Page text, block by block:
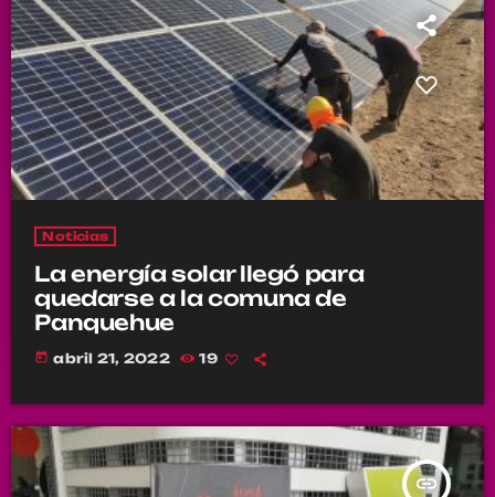
Noticias
La energía solar llegó para
quedarse a la comuna de
Panquehue
today abril 21, 2022 19
insert_link